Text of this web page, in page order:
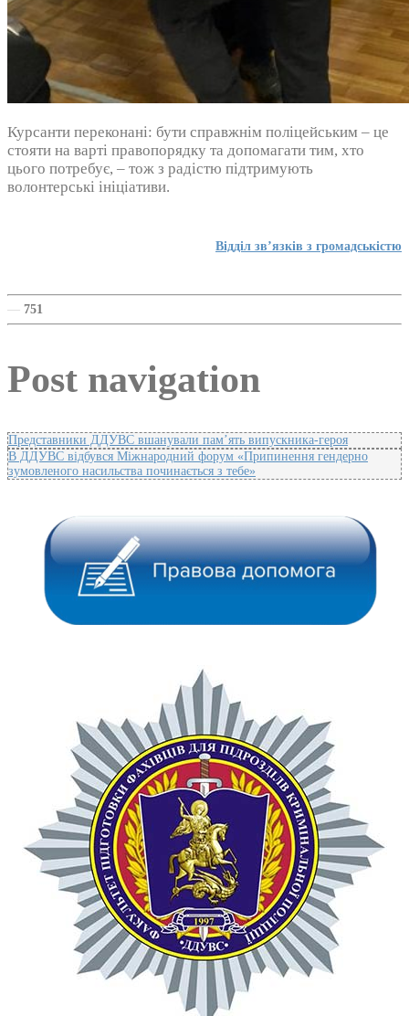
Курсанти переконані: бути справжнім поліцейським – це
стояти на варті правопорядку та допомагати тим, хто
цього потребує, – тож з радістю підтримують
волонтерські ініціативи.
Відділ зв’язків з громадськістю
— 751
Post navigation
Представники ДДУВС вшанували пам’ять випускника-героя
В ДДУВС відбувся Міжнародний форум «Припинення гендерно
зумовленого насильства починається з тебе»